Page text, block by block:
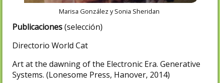
Marisa González y Sonia Sheridan
Publicaciones(selección)
Directorio World Cat
Art at the dawning of the Electronic Era. Generative
Systems. (Lonesome Press, Hanover, 2014)